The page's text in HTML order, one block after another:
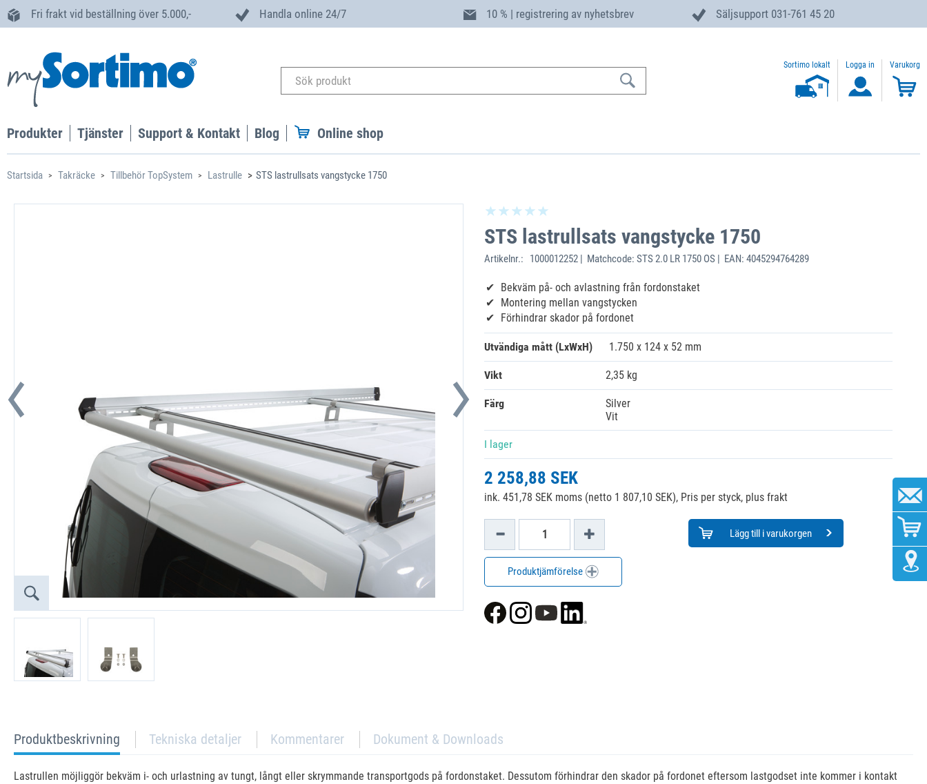
Fri frakt vid beställning över 5.000,- Handla online 24/7 10 % | registrering av nyhetsbrev Säljsupport 031-761 45 20
Sortimo lokalt Logga in Varukorg
Produkter Tjänster Support & Kontakt Blog Online shop
Startsida Takräcke Tillbehör TopSystem Lastrulle STS lastrullsats vangstycke 1750
STS lastrullsats vangstycke 1750
Artikelnr.: 1000012252 | Matchcode: STS 2.0 LR 1750 OS | EAN: 4045294764289
Bekväm på- och avlastning från fordonstaket
Montering mellan vangstycken
Förhindrar skador på fordonet
Utvändiga mått (LxWxH) 1.750 x 124 x 52 mm
Vikt 2,35 kg
Färg
Silver
Vit
I lager
2 258,88 SEK
ink. 451,78 SEK moms (netto 1 807,10 SEK), Pris per styck, plus frakt
Lägg till i varukorgen
Produktjämförelse
current
tab:
Produktbeskrivning Tekniska detaljer Kommentarer Dokument & Downloads
Lastrullen möjliggör bekväm i- och urlastning av tungt, långt eller skrymmande transportgods på fordonstaket. Dessutom förhindrar den skador på fordonet eftersom lastgodset inte kommer i kontakt